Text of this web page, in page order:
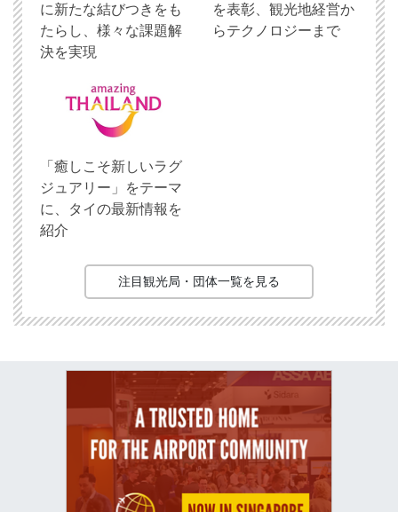
に新たな結びつきをも
たらし、様々な課題解
決を実現
を表彰、観光地経営か
らテクノロジーまで
「癒しこそ新しいラグ
ジュアリー」をテーマ
に、タイの最新情報を
紹介
注目観光局・団体一覧を見る